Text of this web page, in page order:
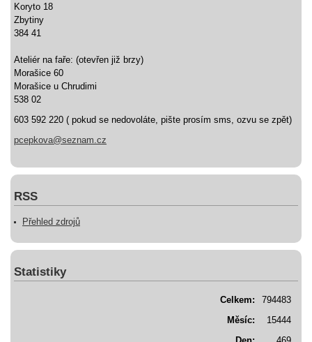
Koryto 18
Zbytiny
384 41
Ateliér na faře: (otevřen již brzy)
Morašice 60
Morašice u Chrudimi
538 02
603 592 220 ( pokud se nedovoláte, pište prosím sms, ozvu se zpět)
pcepkova@seznam.cz
RSS
Přehled zdrojů
Statistiky
Celkem:
794483
Měsíc:
15444